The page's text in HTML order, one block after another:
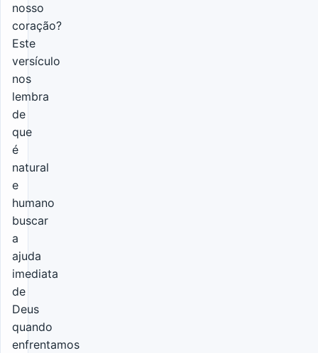
nosso
coração?
Este
versículo
nos
lembra
de
que
é
natural
e
humano
buscar
a
ajuda
imediata
de
Deus
quando
enfrentamos